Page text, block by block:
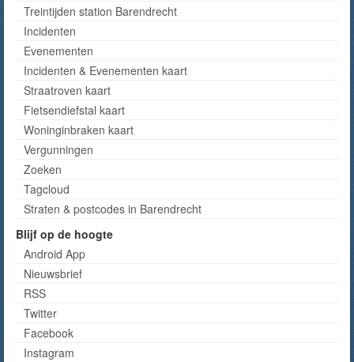
Treintijden station Barendrecht
Incidenten
Evenementen
Incidenten & Evenementen kaart
Straatroven kaart
Fietsendiefstal kaart
Woninginbraken kaart
Vergunningen
Zoeken
Tagcloud
Straten & postcodes in Barendrecht
Blijf op de hoogte
Android App
Nieuwsbrief
RSS
Twitter
Facebook
Instagram